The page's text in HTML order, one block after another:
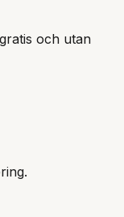
och utan